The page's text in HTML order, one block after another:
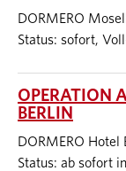
DORMERO
Status: sofort,
OPERATION
BERLIN
DORMERO
Status: ab sofort